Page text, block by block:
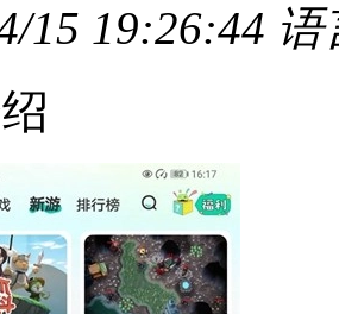
15 19:26:44 语